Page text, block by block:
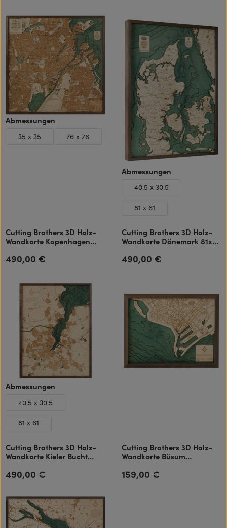
Abmessungen
35 x 35 76 x 76
Cutting Brothers 3D Holz-
Wandkarte Kopenhagen
Regulärer Preis:
490,00 €
Abmessungen
40.5 x 30.5
81 x 61
Cutting Brothers 3D Holz-
Wandkarte Dänemark 81x61
Regulärer Preis:
490,00 €
Abmessungen
40.5 x 30.5
81 x 61
Cutting Brothers 3D Holz-
Wandkarte Kieler Bucht
Regulärer Preis:
490,00 €
Cutting Brothers 3D Holz-
Wandkarte Büsum
Regulärer Preis:
159,00 €